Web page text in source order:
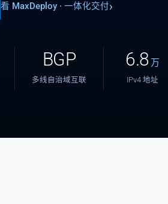
看 MaxDeploy · 一体化交付
BGP
多线自治域互联
6.8 万
IPv4 地址